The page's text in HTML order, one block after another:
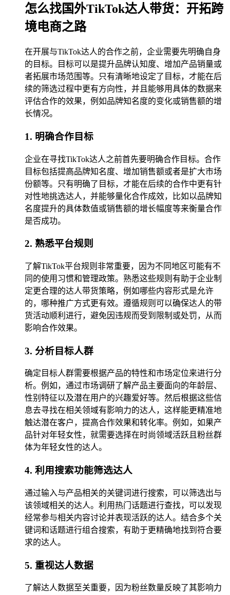
怎么找国外TikTok达人带货：开拓跨
境电商之路
在开展与TikTok达人的合作之前，企业需要先明确自身
的目标。目标可以是提升品牌认知度、增加产品销量或
者拓展市场范围等。只有清晰地设定了目标，才能在后
续的筛选过程中更有方向性，并且能够用具体的数据来
评估合作的效果，例如品牌知名度的变化或销售额的增
长情况。
1. 明确合作目标
企业在寻找TikTok达人之前首先要明确合作目标。合作
目标包括提高品牌知名度、增加销售额或者是扩大市场
份额等。只有明确了目标，才能在后续的合作中更有针
对性地挑选达人，并能够量化合作成效，比如以品牌知
名度提升的具体数值或销售额的增长幅度等来衡量合作
是否成功。
2. 熟悉平台规则
了解TikTok平台规则非常重要，因为不同地区可能有不
同的使用习惯和管理政策。熟悉这些规则有助于企业制
定更合理的达人带货策略，例如哪些内容形式是允许
的，哪种推广方式更有效。遵循规则可以确保达人的带
货活动顺利进行，避免因违规而受到限制或处罚，从而
影响合作效果。
3. 分析目标人群
确定目标人群需要根据产品的特性和市场定位来进行分
析。例如，通过市场调研了解产品主要面向的年龄层、
性别特征以及潜在用户的兴趣爱好等。然后根据这些信
息去寻找在相关领域有影响力的达人，这样能更精准地
触达潜在客户，提高合作效果和转化率。例如，如果产
品针对年轻女性，就需要选择在时尚领域活跃且粉丝群
体为年轻女性的达人。
4. 利用搜索功能筛选达人
通过输入与产品相关的关键词进行搜索，可以筛选出与
该领域相关的达人。利用热门话题进行查找，可以发现
经常参与相关内容讨论并表现活跃的达人。结合多个关
键词和话题进行组合搜索，有助于更精确地找到符合要
求的达人。
5. 重视达人数据
了解达人数据至关重要，因为粉丝数量反映了其影响力